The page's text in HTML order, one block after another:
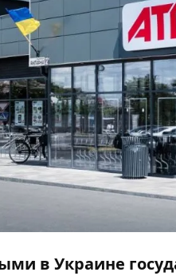
в Украине